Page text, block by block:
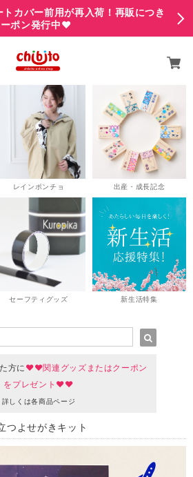
カバー前用が再入荷！再販につき
ポン発行中♥
レインポンチョ 出産・成長記念
セーフティグッズ 新生活特集
方に ♥♥関連グッズまたはクーポン
をプレゼント♥♥
詳しくは各商品ページ
よせがきキット